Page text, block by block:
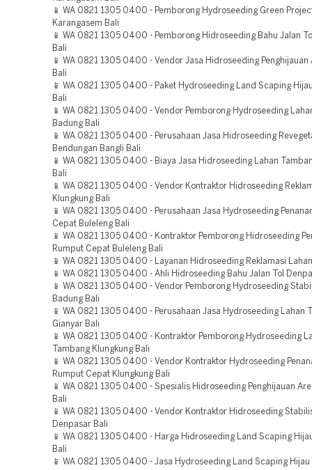
📱 WA 0821 1305 0400 - Pemborong Hydroseeding Green
Karangasem Bali
📱 WA 0821 1305 0400 - Pemborong Hidroseeding Bahu Jalan
Bali
📱 WA 0821 1305 0400 - Vendor Jasa Hidroseeding Penghijauan
Bali
📱 WA 0821 1305 0400 - Paket Hydroseeding Land Scaping
Bali
📱 WA 0821 1305 0400 - Vendor Pemborong Hydroseeding
Badung Bali
📱 WA 0821 1305 0400 - Perusahaan Jasa Hidroseeding
Bendungan Bangli Bali
📱 WA 0821 1305 0400 - Biaya Jasa Hidroseeding Lahan
Bali
📱 WA 0821 1305 0400 - Vendor Kontraktor Hidroseeding
Klungkung Bali
📱 WA 0821 1305 0400 - Perusahaan Jasa Hydroseeding
Cepat Buleleng Bali
📱 WA 0821 1305 0400 - Kontraktor Pemborong Hidroseeding
Rumput Cepat Buleleng Bali
📱 WA 0821 1305 0400 - Layanan Hidroseeding Reklamasi
📱 WA 0821 1305 0400 - Ahli Hidroseeding Bahu Jalan Tol
📱 WA 0821 1305 0400 - Vendor Pemborong Hydroseeding
Badung Bali
📱 WA 0821 1305 0400 - Perusahaan Jasa Hydroseeding Lahan
Gianyar Bali
📱 WA 0821 1305 0400 - Kontraktor Pemborong Hydroseeding
Tambang Klungkung Bali
📱 WA 0821 1305 0400 - Vendor Kontraktor Hydroseeding
Rumput Cepat Klungkung Bali
📱 WA 0821 1305 0400 - Spesialis Hidroseeding Penghijauan
Bali
📱 WA 0821 1305 0400 - Vendor Kontraktor Hidroseeding
Denpasar Bali
📱 WA 0821 1305 0400 - Harga Hidroseeding Land Scaping
Bali
📱 WA 0821 1305 0400 - Jasa Hydroseeding Land Scaping Hijau